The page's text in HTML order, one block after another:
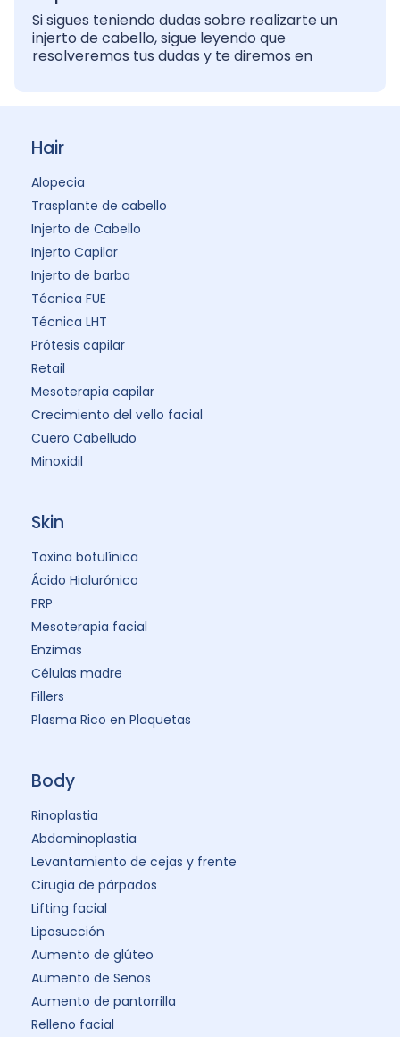
Si sigues teniendo dudas sobre realizarte un
injerto de cabello, sigue leyendo que
resolveremos tus dudas y te diremos en
Hair
Alopecia
Trasplante de cabello
Injerto de Cabello
Injerto Capilar
Injerto de barba
Técnica FUE
Técnica LHT
Prótesis capilar
Retail
Mesoterapia capilar
Crecimiento del vello facial
Cuero Cabelludo
Minoxidil
Skin
Toxina botulínica
Ácido Hialurónico
PRP
Mesoterapia facial
Enzimas
Células madre
Fillers
Plasma Rico en Plaquetas
Body
Rinoplastia
Abdominoplastia
Levantamiento de cejas y frente
Cirugia de párpados
Lifting facial
Liposucción
Aumento de glúteo
Aumento de Senos
Aumento de pantorrilla
Relleno facial